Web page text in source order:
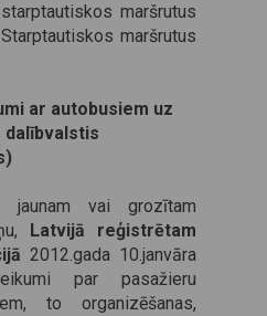
starptautiskos maršrutus
Starptautiskos maršrutus
ar autobusiem uz
dalībvalstis
vai grozītam
Latvijā reģistrētam
2012.gada 10.janvāra
par pasažieru
to organizēšanas,